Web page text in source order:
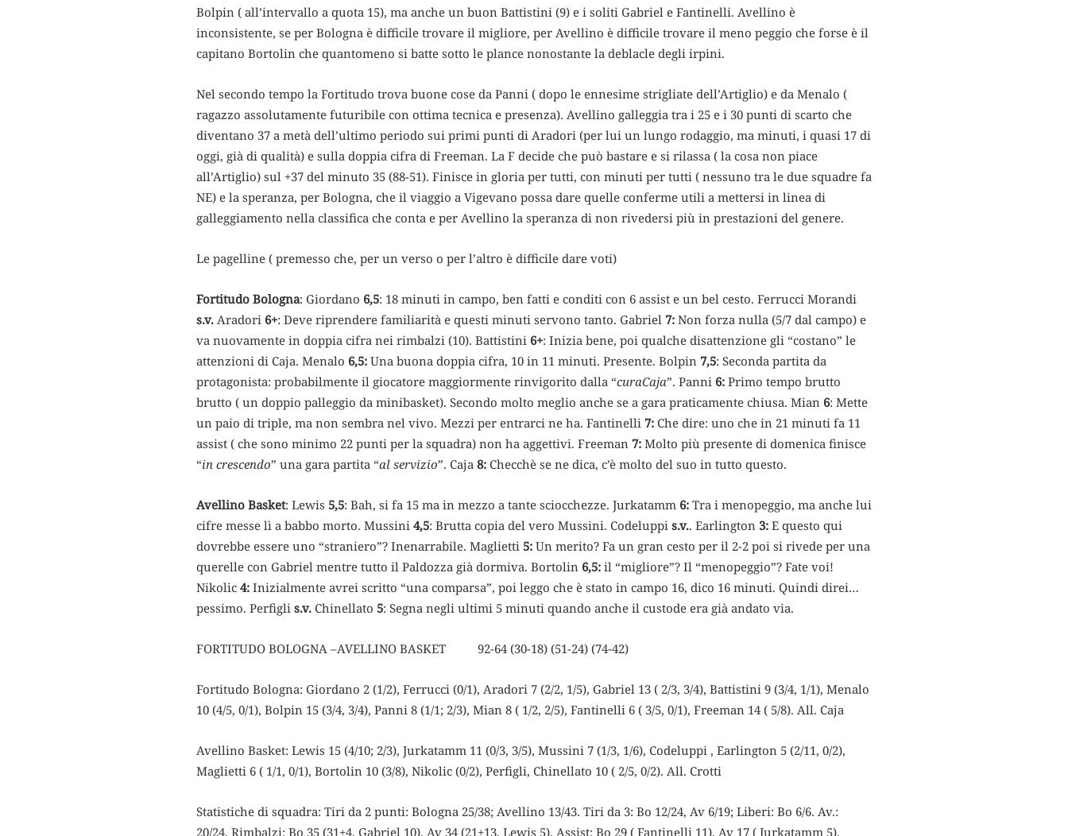
Bolpin ( all’intervallo a quota 15), ma anche un buon Battistini (9) e i soliti Gabriel e Fantinelli. Avellino è
inconsistente, se per Bologna è difficile trovare il migliore, per Avellino è difficile trovare il meno peggio che forse è il
capitano Bortolin che quantomeno si batte sotto le plance nonostante la deblacle degli irpini.
Nel secondo tempo la Fortitudo trova buone cose da Panni ( dopo le ennesime strigliate dell’Artiglio) e da Menalo (
ragazzo assolutamente futuribile con ottima tecnica e presenza). Avellino galleggia tra i 25 e i 30 punti di scarto che
diventano 37 a metà dell’ultimo periodo sui primi punti di Aradori (per lui un lungo rodaggio, ma minuti, i quasi 17 di
oggi, già di qualità) e sulla doppia cifra di Freeman. La F decide che può bastare e si rilassa ( la cosa non piace
all’Artiglio) sul +37 del minuto 35 (88-51). Finisce in gloria per tutti, con minuti per tutti ( nessuno tra le due squadre fa
NE) e la speranza, per Bologna, che il viaggio a Vigevano possa dare quelle conferme utili a mettersi in linea di
galleggiamento nella classifica che conta e per Avellino la speranza di non rivedersi più in prestazioni del genere.
Le pagelline ( premesso che, per un verso o per l’altro è difficile dare voti)
Fortitudo Bologna: Giordano 6,5: 18 minuti in campo, ben fatti e conditi con 6 assist e un bel cesto. Ferrucci Morandi
s.v. Aradori 6+: Deve riprendere familiarità e questi minuti servono tanto. Gabriel 7: Non forza nulla (5/7 dal campo) e
va nuovamente in doppia cifra nei rimbalzi (10). Battistini 6+: Inizia bene, poi qualche disattenzione gli “costano” le
attenzioni di Caja. Menalo 6,5: Una buona doppia cifra, 10 in 11 minuti. Presente. Bolpin 7,5: Seconda partita da
protagonista: probabilmente il giocatore maggiormente rinvigorito dalla “curaCaja”. Panni 6: Primo tempo brutto
brutto ( un doppio palleggio da minibasket). Secondo molto meglio anche se a gara praticamente chiusa. Mian 6: Mette
un paio di triple, ma non sembra nel vivo. Mezzi per entrarci ne ha. Fantinelli 7: Che dire: uno che in 21 minuti fa 11
assist ( che sono minimo 22 punti per la squadra) non ha aggettivi. Freeman 7: Molto più presente di domenica finisce
“in crescendo” una gara partita “al servizio”. Caja 8: Checchè se ne dica, c’è molto del suo in tutto questo.
Avellino Basket: Lewis 5,5: Bah, si fa 15 ma in mezzo a tante sciocchezze. Jurkatamm 6: Tra i menopeggio, ma anche lui
cifre messe lì a babbo morto. Mussini 4,5: Brutta copia del vero Mussini. Codeluppi s.v.. Earlington 3: E questo qui
dovrebbe essere uno “straniero”? Inenarrabile. Maglietti 5: Un merito? Fa un gran cesto per il 2-2 poi si rivede per una
querelle con Gabriel mentre tutto il Paldozza già dormiva. Bortolin 6,5: il “migliore”? Il “menopeggio”? Fate voi!
Nikolic 4: Inizialmente avrei scritto “una comparsa”, poi leggo che è stato in campo 16, dico 16 minuti. Quindi direi…
pessimo. Perfigli s.v. Chinellato 5: Segna negli ultimi 5 minuti quando anche il custode era già andato via.
FORTITUDO BOLOGNA –AVELLINO BASKET 92-64 (30-18) (51-24) (74-42)
Fortitudo Bologna: Giordano 2 (1/2), Ferrucci (0/1), Aradori 7 (2/2, 1/5), Gabriel 13 ( 2/3, 3/4), Battistini 9 (3/4, 1/1), Menalo
10 (4/5, 0/1), Bolpin 15 (3/4, 3/4), Panni 8 (1/1; 2/3), Mian 8 ( 1/2, 2/5), Fantinelli 6 ( 3/5, 0/1), Freeman 14 ( 5/8). All. Caja
Avellino Basket: Lewis 15 (4/10; 2/3), Jurkatamm 11 (0/3, 3/5), Mussini 7 (1/3, 1/6), Codeluppi , Earlington 5 (2/11, 0/2),
Maglietti 6 ( 1/1, 0/1), Bortolin 10 (3/8), Nikolic (0/2), Perfigli, Chinellato 10 ( 2/5, 0/2). All. Crotti
Statistiche di squadra: Tiri da 2 punti: Bologna 25/38; Avellino 13/43. Tiri da 3: Bo 12/24, Av 6/19; Liberi: Bo 6/6. Av.:
20/24. Rimbalzi: Bo 35 (31+4, Gabriel 10), Av 34 (21+13, Lewis 5). Assist: Bo 29 ( Fantinelli 11), Av 17 ( Jurkatamm 5).